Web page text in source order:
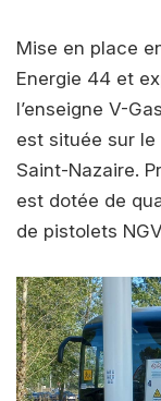
Mise en place
Energie 44 et
l’enseigne V-
est située sur
Saint-Nazaire.
est dotée de
de pistolets